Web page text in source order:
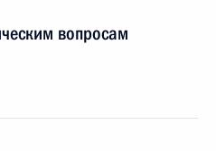
вопросам